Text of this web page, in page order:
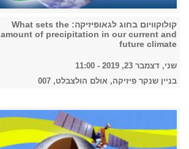
קולוקוויום בחוג לגאופיזיקה: What sets the
amount of precipitation in our current and
future climate
שני, דצמבר 23, 2019 - 11:00
בניין שנקר פיזיקה, אולם הולצבלט, 007